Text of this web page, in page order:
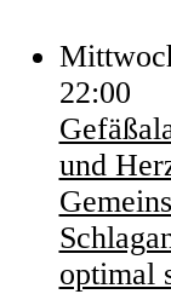
22:00
und
optimal